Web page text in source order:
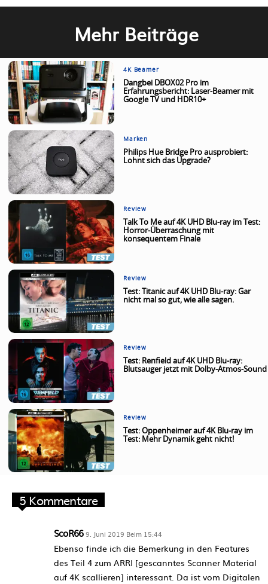
Mehr Beiträge
4K Beamer
Dangbei DBOX02 Pro im
Erfahrungsbericht: Laser-Beamer mit
Google TV und HDR10+
Marken
Philips Hue Bridge Pro ausprobiert:
Lohnt sich das Upgrade?
Review
Talk To Me auf 4K UHD Blu-ray im Test:
Horror-Überraschung mit
konsequentem Finale
Review
Test: Titanic auf 4K UHD Blu-ray: Gar
nicht mal so gut, wie alle sagen.
Review
Test: Renfield auf 4K UHD Blu-ray:
Blutsauger jetzt mit Dolby-Atmos-Sound
Review
Test: Oppenheimer auf 4K Blu-ray im
Test: Mehr Dynamik geht nicht!
5 Kommentare
ScoR66 9. Juni 2019 Beim 15:44
Ebenso finde ich die Bemerkung in den Features
des Teil 4 zum ARRI [gescanntes Scanner Material
auf 4K scallieren] interessant. Da ist vom Digitalen